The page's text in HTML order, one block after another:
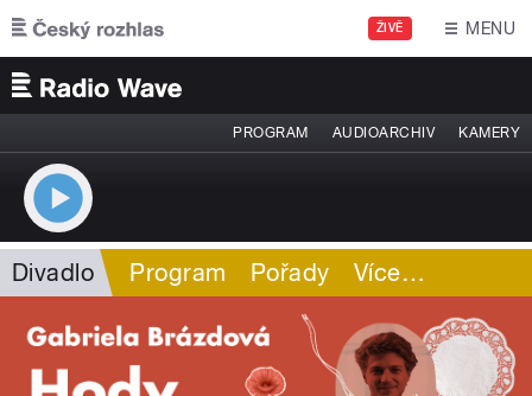
Přejít k hlavnímu obsahu
ŽIVĚ MENU
PROGRAM AUDIOARCHIV KAMERY
Divadlo Program Pořady Více…